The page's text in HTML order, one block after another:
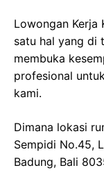
Lowongan Kerja
satu hal yang di
membuka
profesional
kami.
Dimana lokasi
Sempidi No.45,
Badung, Bali